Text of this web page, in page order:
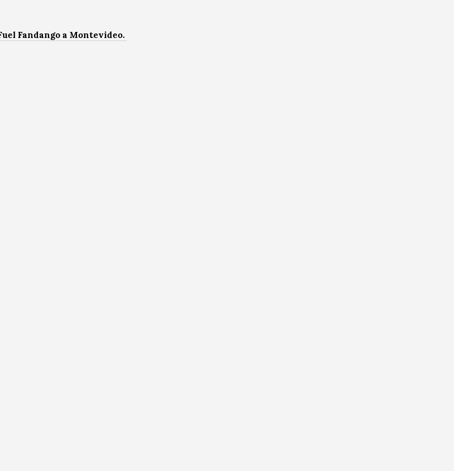
Fandango a Montevideo.